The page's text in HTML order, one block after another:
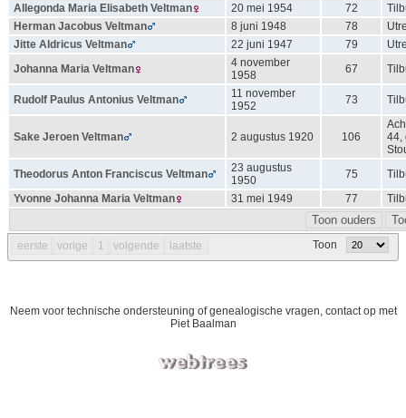
Toon ouders
Allegonda Maria Elisabeth Veltman 20 mei 1954 72
Herman Jacobus Veltman 8 juni 1948 78
Jitte Aldricus Veltman 22 juni 1947 79
Johanna Maria Veltman
4 november
1958
67
Rudolf Paulus Antonius Veltman
11 november
1952
73
Sake Jeroen Veltman 2 augustus 1920 106
44,
Theodorus Anton Franciscus Veltman
23 augustus
1950
75
Yvonne Johanna Maria Veltman 31 mei 1949 77
eerste vorige 1 volgende laatste Toon
Neem voor technische ondersteuning of genealogische vragen, contact op met
Piet Baalman